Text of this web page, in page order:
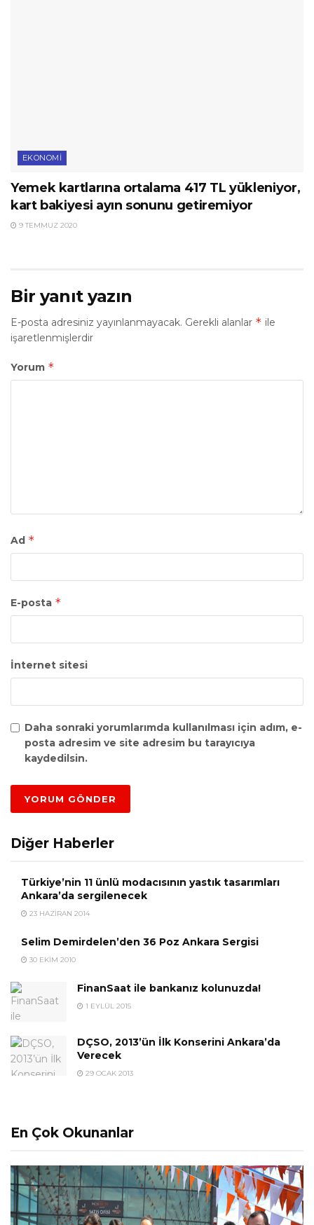
EKONOMI
Yemek kartlarına ortalama 417 TL yükleniyor,
kart bakiyesi ayın sonunu getiremiyor
9 TEMMUZ 2020
Bir yanıt yazın
E-posta adresiniz yayınlanmayacak. Gerekli alanlar * ile
işaretlenmişlerdir
Yorum *
Ad *
E-posta *
İnternet sitesi
Daha sonraki yorumlarımda kullanılması için adım, e-
posta adresim ve site adresim bu tarayıcıya
kaydedilsin.
Diğer Haberler
Türkiye’nin 11 ünlü modacısının yastık tasarımları
Ankara’da sergilenecek
23 HAZIRAN 2014
Selim Demirdelen’den 36 Poz Ankara Sergisi
30 EKIM 2010
FinanSaat ile bankanız kolunuzda!
1 EYLÜL 2015
DÇSO, 2013’ün İlk Konserini Ankara’da
Verecek
29 OCAK 2013
En Çok Okunanlar